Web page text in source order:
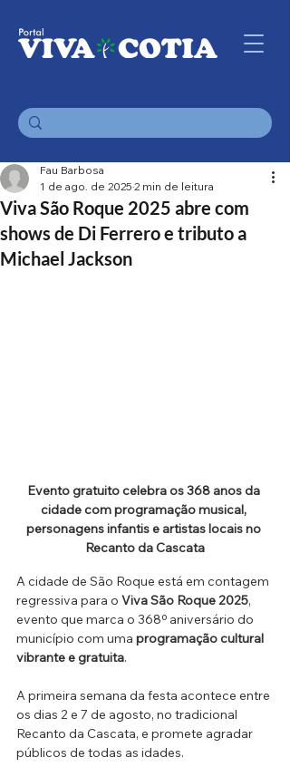
Viva São Roque 2025 abre com
shows de Di Ferrero e tributo a
Michael Jackson
Fau Barbosa
1 de ago. de 2025 2 min de leitura
Evento gratuito celebra os 368 anos da
cidade com programação musical,
personagens infantis e artistas locais no
Recanto da Cascata
A cidade de São Roque está em contagem
regressiva para o Viva São Roque 2025,
evento que marca o 368º aniversário do
município com uma programação cultural
vibrante e gratuita.
A primeira semana da festa acontece entre
os dias 2 e 7 de agosto, no tradicional
Recanto da Cascata, e promete agradar
públicos de todas as idades.